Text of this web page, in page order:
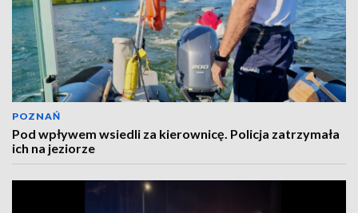
POZNAŃ
Pod wpływem wsiedli za kierownicę. Policja zatrzymała
ich na jeziorze